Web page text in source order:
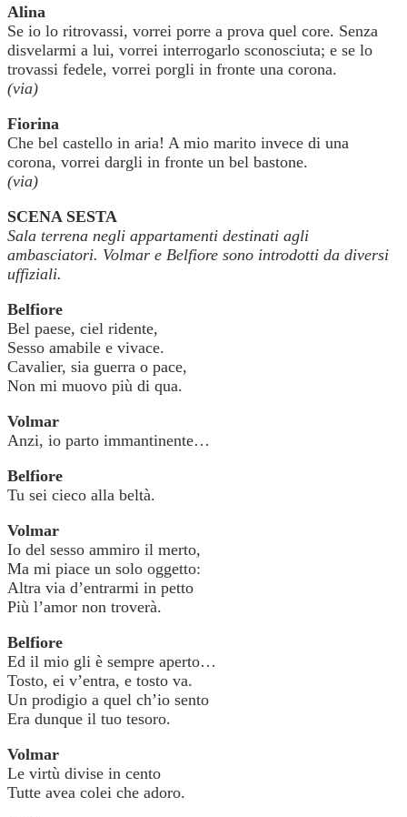
Alina
Se io lo ritrovassi, vorrei porre a prova quel core. Senza
disvelarmi a lui, vorrei interrogarlo sconosciuta; e se lo
trovassi fedele, vorrei porgli in fronte una corona.
(via)
Fiorina
Che bel castello in aria! A mio marito invece di una
corona, vorrei dargli in fronte un bel bastone.
(via)
SCENA SESTA
Sala terrena negli appartamenti destinati agli
ambasciatori. Volmar e Belfiore sono introdotti da diversi
uffiziali.
Belfiore
Bel paese, ciel ridente,
Sesso amabile e vivace.
Cavalier, sia guerra o pace,
Non mi muovo più di qua.
Volmar
Anzi, io parto immantinente…
Belfiore
Tu sei cieco alla beltà.
Volmar
Io del sesso ammiro il merto,
Ma mi piace un solo oggetto:
Altra via d’entrarmi in petto
Più l’amor non troverà.
Belfiore
Ed il mio gli è sempre aperto…
Tosto, ei v’entra, e tosto va.
Un prodigio a quel ch’io sento
Era dunque il tuo tesoro.
Volmar
Le virtù divise in cento
Tutte avea colei che adoro.